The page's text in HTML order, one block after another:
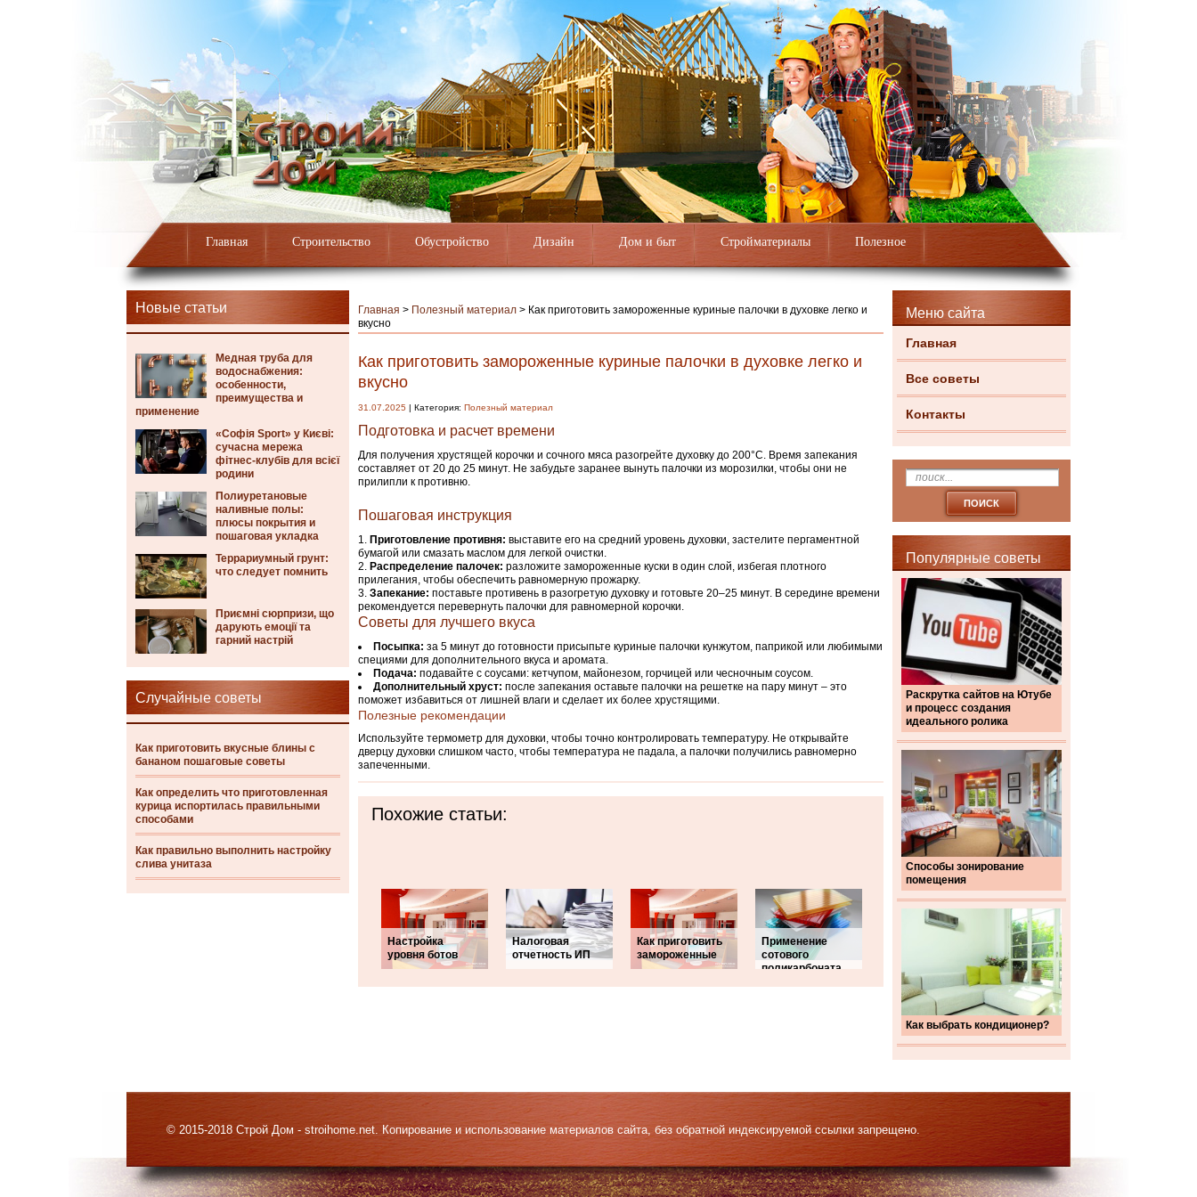
Главная Строительство Обустройство Дизайн Дом и быт Стройматериалы Полезное
Новые статьи
Медная труба для
водоснабжения:
особенности,
преимущества и
применение
«Софія Sport» у Києві:
сучасна мережа
фітнес-клубів для всієї
родини
Полиуретановые
наливные полы:
плюсы покрытия и
пошаговая укладка
Террариумный грунт:
что следует помнить
Приємні сюрпризи, що
дарують емоції та
гарний настрій
Случайные советы
Как приготовить вкусные блины с
бананом пошаговые советы
Как определить что приготовленная
курица испортилась правильными
способами
Как правильно выполнить настройку
слива унитаза
Меню сайта
Главная
Все советы
Контакты
Популярные советы
Раскрутка сайтов на Ютубе
и процесс создания
идеального ролика
Способы зонирование
помещения
Как выбрать кондиционер?
Главная > Полезный материал > Как приготовить замороженные куриные палочки в духовке легко и
вкусно
Как приготовить замороженные куриные палочки в духовке легко и
вкусно
31.07.2025 | Категория: Полезный материал
Подготовка и расчет времени
Для получения хрустящей корочки и сочного мяса разогрейте духовку до 200°C. Время запекания
составляет от 20 до 25 минут. Не забудьте заранее вынуть палочки из морозилки, чтобы они не
прилипли к противню.
Пошаговая инструкция
Приготовление противня: выставите его на средний уровень духовки, застелите пергаментной
бумагой или смазать маслом для легкой очистки.
Распределение палочек: разложите замороженные куски в один слой, избегая плотного
прилегания, чтобы обеспечить равномерную прожарку.
Запекание: поставьте противень в разогретую духовку и готовьте 20–25 минут. В середине времени
рекомендуется перевернуть палочки для равномерной корочки.
Советы для лучшего вкуса
Посыпка: за 5 минут до готовности присыпьте куриные палочки кунжутом, паприкой или любимыми
специями для дополнительного вкуса и аромата.
Подача: подавайте с соусами: кетчупом, майонезом, горчицей или чесночным соусом.
Дополнительный хруст: после запекания оставьте палочки на решетке на пару минут – это
поможет избавиться от лишней влаги и сделает их более хрустящими.
Полезные рекомендации
Используйте термометр для духовки, чтобы точно контролировать температуру. Не открывайте
дверцу духовки слишком часто, чтобы температура не падала, а палочки получились равномерно
запеченными.
Похожие статьи:
Настройка
уровня ботов
Налоговая
отчетность ИП
Как приготовить
замороженные
Применение
сотового
поликарбоната
© 2015-2018 Строй Дом - stroihome.net. Копирование и использование материалов сайта, без обратной индексируемой ссылки запрещено.